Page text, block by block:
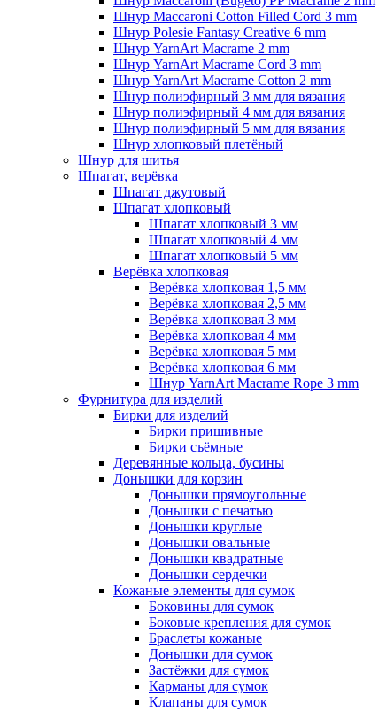
Шнур Maccaroni Cotton Filled Cord 3 mm
Шнур Polesie Fantasy Creative 6 mm
Шнур YarnArt Macrame 2 mm
Шнур YarnArt Macrame Cord 3 mm
Шнур YarnArt Macrame Cotton 2 mm
Шнур полиэфирный 3 мм для вязания
Шнур полиэфирный 4 мм для вязания
Шнур полиэфирный 5 мм для вязания
Шнур хлопковый плетёный
Шнур для шитья
Шпагат, верёвка
Шпагат джутовый
Шпагат хлопковый
Шпагат хлопковый 3 мм
Шпагат хлопковый 4 мм
Шпагат хлопковый 5 мм
Верёвка хлопковая
Верёвка хлопковая 1,5 мм
Верёвка хлопковая 2,5 мм
Верёвка хлопковая 3 мм
Верёвка хлопковая 4 мм
Верёвка хлопковая 5 мм
Верёвка хлопковая 6 мм
Шнур YarnArt Macrame Rope 3 mm
Фурнитура для изделий
Бирки для изделий
Бирки пришивные
Бирки съёмные
Деревянные кольца, бусины
Донышки для корзин
Донышки прямоугольные
Донышки с печатью
Донышки круглые
Донышки овальные
Донышки квадратные
Донышки сердечки
Кожаные элементы для сумок
Боковины для сумок
Боковые крепления для сумок
Браслеты кожаные
Донышки для сумок
Застёжки для сумок
Карманы для сумок
Клапаны для сумок